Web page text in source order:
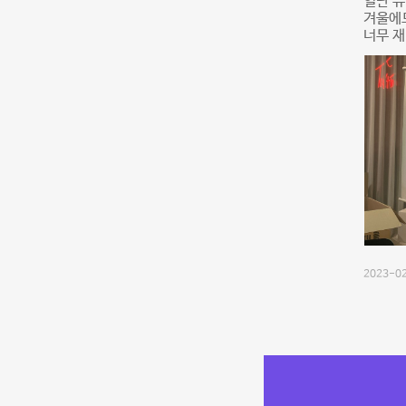
겨울
너무
2023-